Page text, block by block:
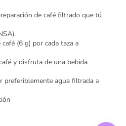
de café filtrado que tú
(6 g) por cada taza a
y disfruta de una bebida
preferiblemente agua filtrada a